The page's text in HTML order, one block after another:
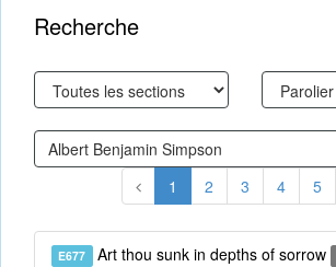
Recherche
1 2 3 4 5
E677 Art thou sunk in depths of sorrow